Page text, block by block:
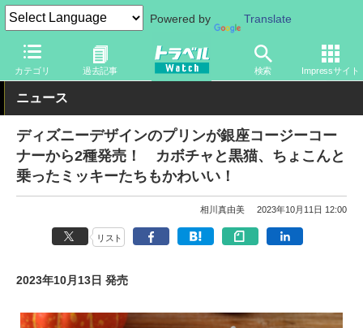
Powered by Translate
カテゴリ 過去記事 検索 Impressサイト
トラベル Watch 旅の情報 観光地 ディズニーリゾート
ニュース
ディズニーデザインのプリンが銀座コージーコー
ナーから2種発売！ カボチャと黒猫、ちょこんと
乗ったミッキーたちもかわいい！
相川真由美 2023年10月11日 12:00
リスト
2023年10月13日 発売